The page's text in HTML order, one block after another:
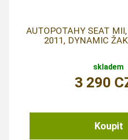
AUTOPOTAHY SEAT
2011, DYNAMIC
skladem
3 290